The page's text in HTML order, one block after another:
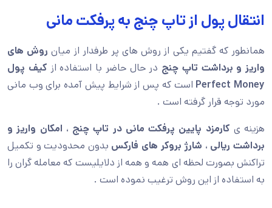
انتقال پول از تاپ چنج به پرفکت مانی
همانطور که گفتیم یکی از روش های پر طرفدار از میانروش های
واریز و برداشت تاپ چنج در حال حاضر با استفاده از کیف پول
Perfect Money است که پس از شرایط پیش آمده برای وب مانی
مورد توجه قرار گرفته است .
هزینه ی کارمزد پایین پرفکت مانی در تاپ چنج ، امکان واریز و
برداشت ریالی ، شارژ بروکر های فارکس بدون محدودیت و تکمیل
تراکنش بصورت لحظه ای همه و همه از دلایلیست که معامله گران را
به استفاده از این روش ترغیب نموده است .